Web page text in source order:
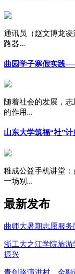
通讯员（赵文博龙凌
路器...
曲园学子寒假实践
随着社会的发展，
的作用...
山东大学筑福“社”
稚成公益手机讲堂：
一场别...
最新发布
曲师大暑期志愿服
浙工大之江学院旅
振兴
青创路演进村，金融